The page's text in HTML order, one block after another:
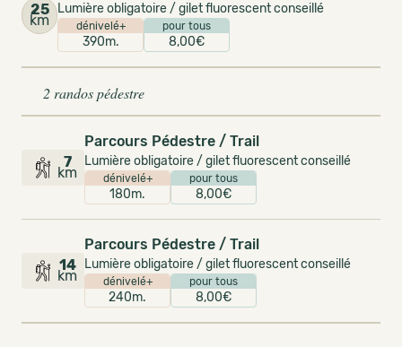
25
km
Lumière obligatoire / gilet fluorescent conseillé
dénivelé+
390m.
pour tous
8,00€
2 randos pédestre
7
km
Parcours Pédestre / Trail
Lumière obligatoire / gilet fluorescent conseillé
dénivelé+
180m.
pour tous
8,00€
14
km
Parcours Pédestre / Trail
Lumière obligatoire / gilet fluorescent conseillé
dénivelé+
240m.
pour tous
8,00€